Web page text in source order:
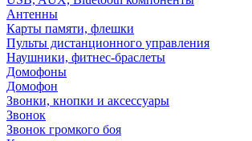
Антенны
Карты памяти, флешки
Пульты дистанционного управления
Наушники, фитнес-браслеты
Домофоны
Домофон
Звонки, кнопки и аксессуары
Звонок
Звонок громкого боя